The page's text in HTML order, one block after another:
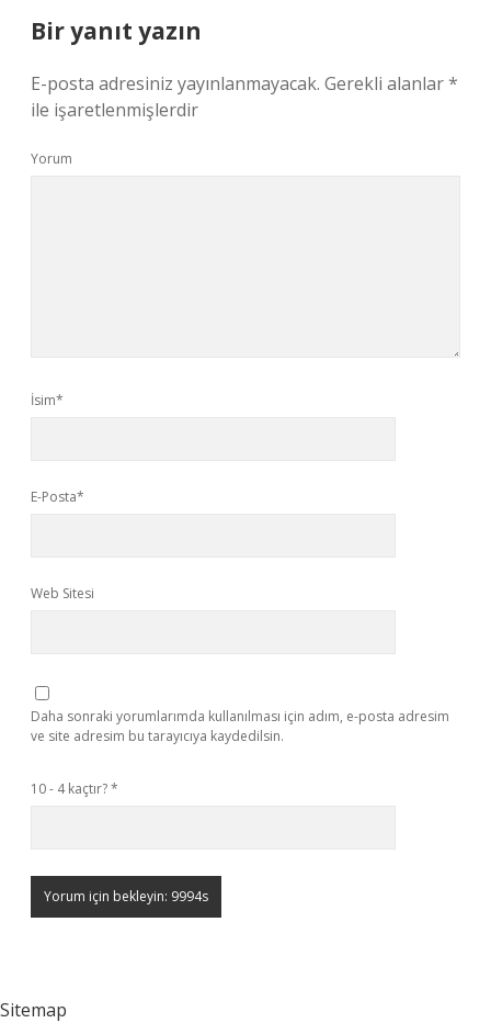
Bir yanıt yazın
E-posta adresiniz yayınlanmayacak. Gerekli alanlar*
ile işaretlenmişlerdir
Yorum
İsim*
E-Posta*
Web Sitesi
Daha sonraki yorumlarımda kullanılması için adım, e-posta adresim
ve site adresim bu tarayıcıya kaydedilsin.
10 - 4 kaçtır?*
Sitemap